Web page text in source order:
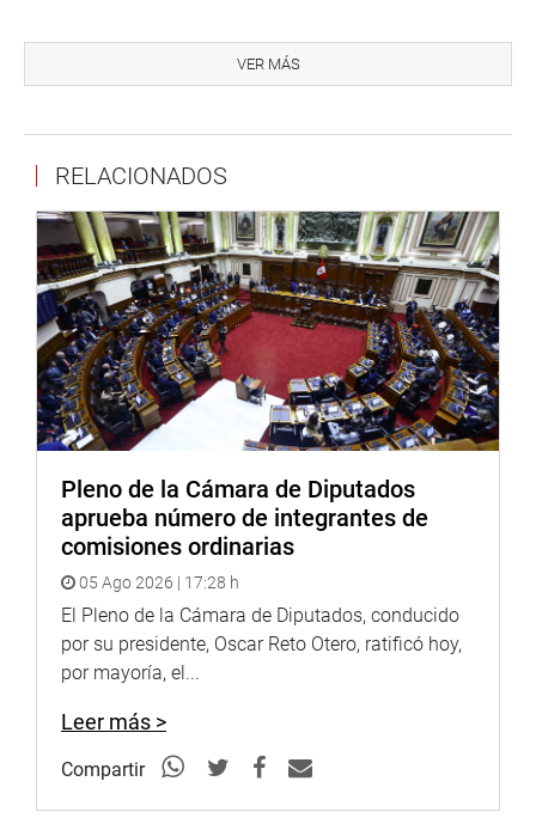
justicia después de 20 años mientras que su colega
Pasión Dávila Atanasio (BM) y Ruth Luque (CD) apoyaron
Similares pronunciamientos tuvieron los congresistas
Segundo Quiroz Barboza (BM), Alex Paredes Gonzales
(BM) y Víctor Flores Ruiz (FP).
OFICINA DE COMUNICACIONES
VER MÁS
RELACIONADOS
Pleno de la Cámara de Diputados
aprueba número de integrantes de
comisiones ordinarias
05 Ago 2026 | 17:28 h
El Pleno de la Cámara de Diputados, conducido
por su presidente, Oscar Reto Otero, ratificó hoy,
por mayoría, el...
Leer más >
Compartir